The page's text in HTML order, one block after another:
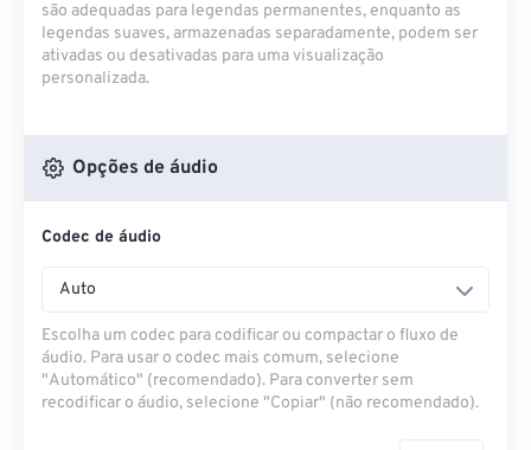
são adequadas para legendas permanentes, enquanto as
legendas suaves, armazenadas separadamente, podem ser
ativadas ou desativadas para uma visualização
personalizada.
Opções de áudio
Codec de áudio
Auto
Escolha um codec para codificar ou compactar o fluxo de
áudio. Para usar o codec mais comum, selecione
"Automático" (recomendado). Para converter sem
recodificar o áudio, selecione "Copiar" (não recomendado).